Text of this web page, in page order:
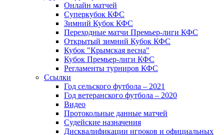
Онлайн матчей
Суперкубок КФС
Зимний Кубок КФС
Переходные матчи Премьер-лиги КФС
Открытый зимний Кубок КФС
Кубок "Крымская весна"
Кубок Премьер-лиги КФС
Регламенты турниров КФС
Ссылки
Год сельского футбола – 2021
Год ветеранского футбола – 2020
Видео
Протокольные данные матчей
Судейские назначения
Дисквалификации игроков и официальных